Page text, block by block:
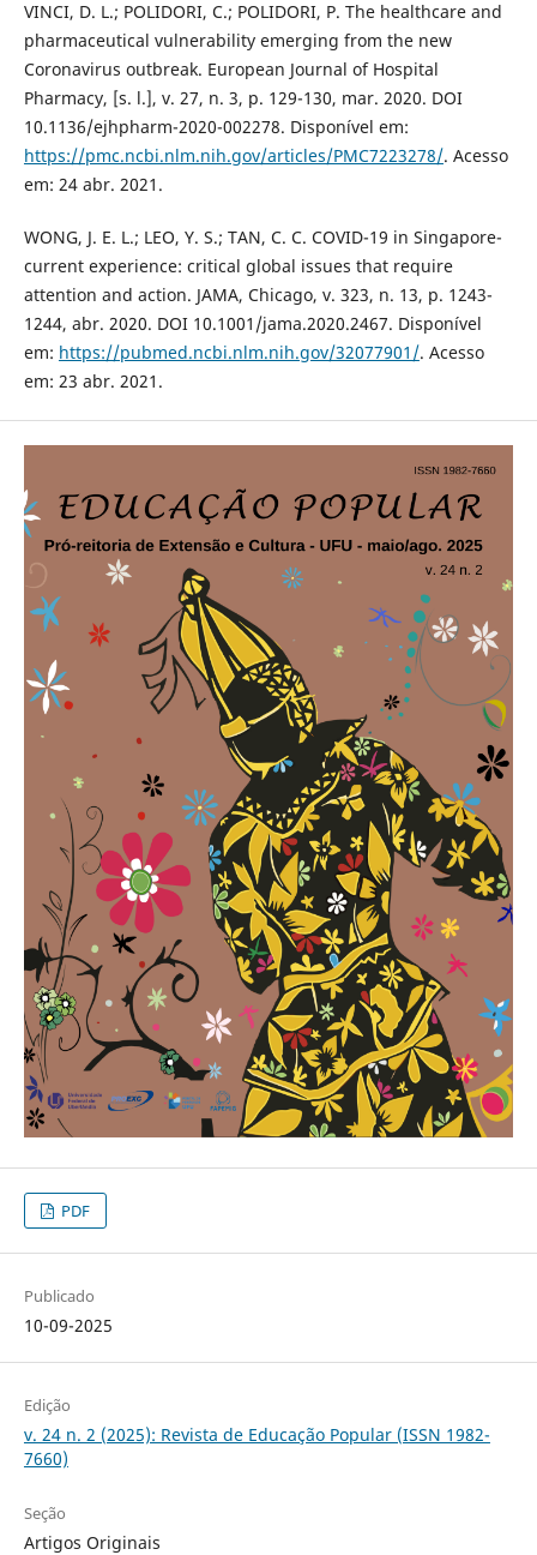
VINCI, D. L.; POLIDORI, C.; POLIDORI, P. The healthcare and
pharmaceutical vulnerability emerging from the new
Coronavirus outbreak. European Journal of Hospital
Pharmacy, [s. l.], v. 27, n. 3, p. 129-130, mar. 2020. DOI
10.1136/ejhpharm-2020-002278. Disponível em:
https://pmc.ncbi.nlm.nih.gov/articles/PMC7223278/. Acesso
em: 24 abr. 2021.
WONG, J. E. L.; LEO, Y. S.; TAN, C. C. COVID-19 in Singapore-
current experience: critical global issues that require
attention and action. JAMA, Chicago, v. 323, n. 13, p. 1243-
1244, abr. 2020. DOI 10.1001/jama.2020.2467. Disponível
em: https://pubmed.ncbi.nlm.nih.gov/32077901/. Acesso
em: 23 abr. 2021.
PDF
Publicado
10-09-2025
Edição
v. 24 n. 2 (2025): Revista de Educação Popular (ISSN 1982-
7660)
Seção
Artigos Originais